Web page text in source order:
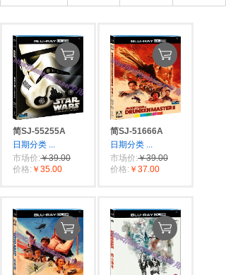
简SJ-55255A
日期分类 ...
市场价:￥39.00
价格: ￥35.00
简SJ-51666A
日期分类 ...
市场价:￥39.00
价格: ￥37.00